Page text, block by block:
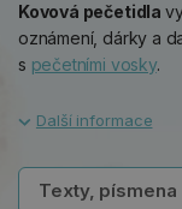
Kovová pečetidla
oznámení, dárky a
s pečetními vosky.
Texty, písmena